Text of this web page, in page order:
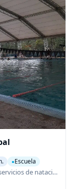
●Escuela
Instalación acuática en Pergamino con servicios de natación para todas las edades.